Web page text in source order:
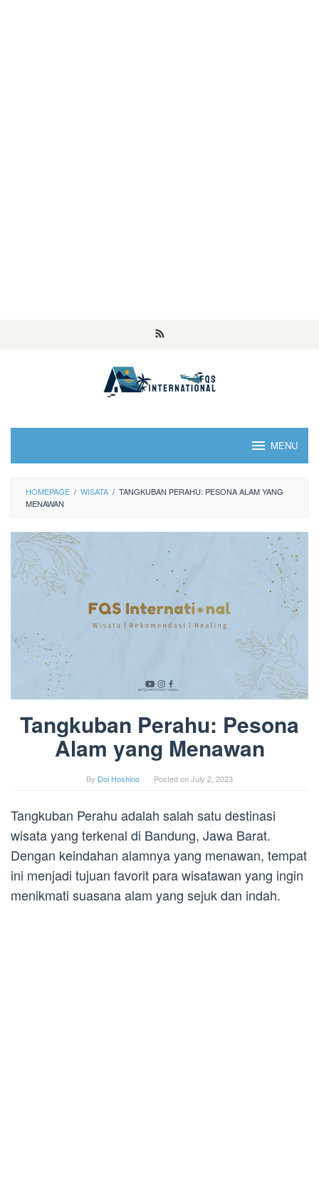
MENU
HOMEPAGE / WISATA / TANGKUBAN PERAHU: PESONA ALAM YANG
MENAWAN
Tangkuban Perahu: Pesona
Alam yang Menawan
By Dol Hoshino Posted onJuly 2, 2023
Tangkuban Perahu adalah salah satu destinasi
wisata yang terkenal di Bandung, Jawa Barat.
Dengan keindahan alamnya yang menawan, tempat
ini menjadi tujuan favorit para wisatawan yang ingin
menikmati suasana alam yang sejuk dan indah.